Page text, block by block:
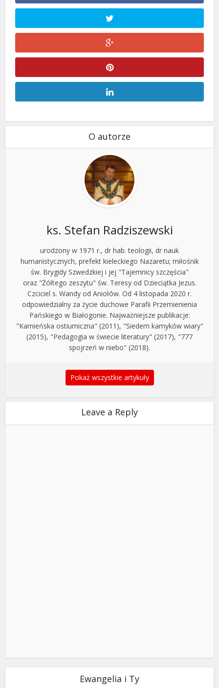
O autorze
ks. Stefan Radziszewski
urodzony w 1971 r., dr hab. teologii, dr nauk
humanistycznych, prefekt kieleckiego Nazaretu; miłośnik
św. Brygidy Szwedzkiej i jej "Tajemnicy szczęścia"
oraz "Żółtego zeszytu" św. Teresy od Dzieciątka Jezus.
Czciciel s. Wandy od Aniołów. Od 4 listopada 2020 r.
odpowiedzialny za życie duchowe Parafii Przemienienia
Pańskiego w Białogonie. Najważniejsze publikacje:
"Kamieńska ostiumiczna" (2011), "Siedem kamyków wiary"
(2015), "Pedagogia w świecie literatury" (2017), "777
spojrzeń w niebo" (2018).
Pokaż wszystkie artykuły
Leave a Reply
Ewangelia i Ty